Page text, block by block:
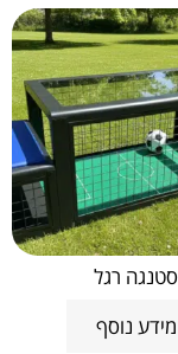
סטנגה רגל
מידע נוסף